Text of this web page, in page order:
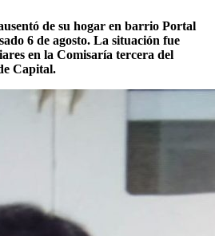
de su hogar en barrio Portal
6 de agosto. La situación fue
en la Comisaría tercera del
Capital.